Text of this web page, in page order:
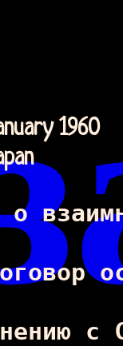
1960
о
с